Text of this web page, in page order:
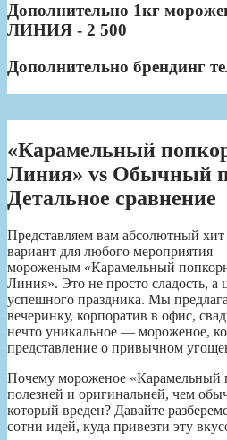
Дополнительно 1кг
ЛИНИЯ - 2 500
Дополнительно брендинг
«Карамельный
Линия» vs Обычный
Детальное сравнение
Представляем вам абсолютный
вариант для любого мероприятия
мороженым «Карамельный
Линия». Это не просто сладость, а
успешного праздника. Мы
вечеринку, корпоратив в офис,
нечто уникальное — мороженое,
представление о привычном
Почему мороженое «Карамельный
полезней и оригинальней, чем
который вреден? Давайте
сотни идей, куда привезти эту